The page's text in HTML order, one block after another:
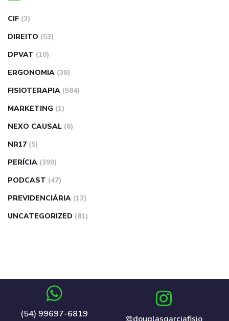
CIF (3)
DIREITO (53)
DPVAT (10)
ERGONOMIA (36)
FISIOTERAPIA (584)
MARKETING (1)
NEXO CAUSAL (6)
NR17 (5)
PERÍCIA (390)
PODCAST (47)
PREVIDENCIÁRIA (13)
UNCATEGORIZED (81)
(54) 99697-6819